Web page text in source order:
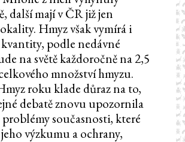
další mají v ČR již jen
Hmyz však vymírá i
podle nedávné
na světě každoročně na 2,5
množství hmyzu.
roku klade důraz na to,
debatě znovu upozornila
současnosti, které
výzkumu a ochrany,